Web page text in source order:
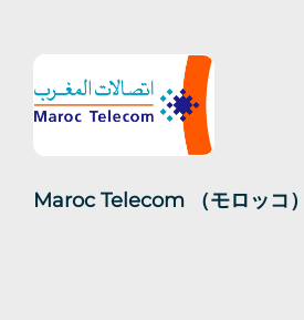
Maroc Telecom （モロッコ）